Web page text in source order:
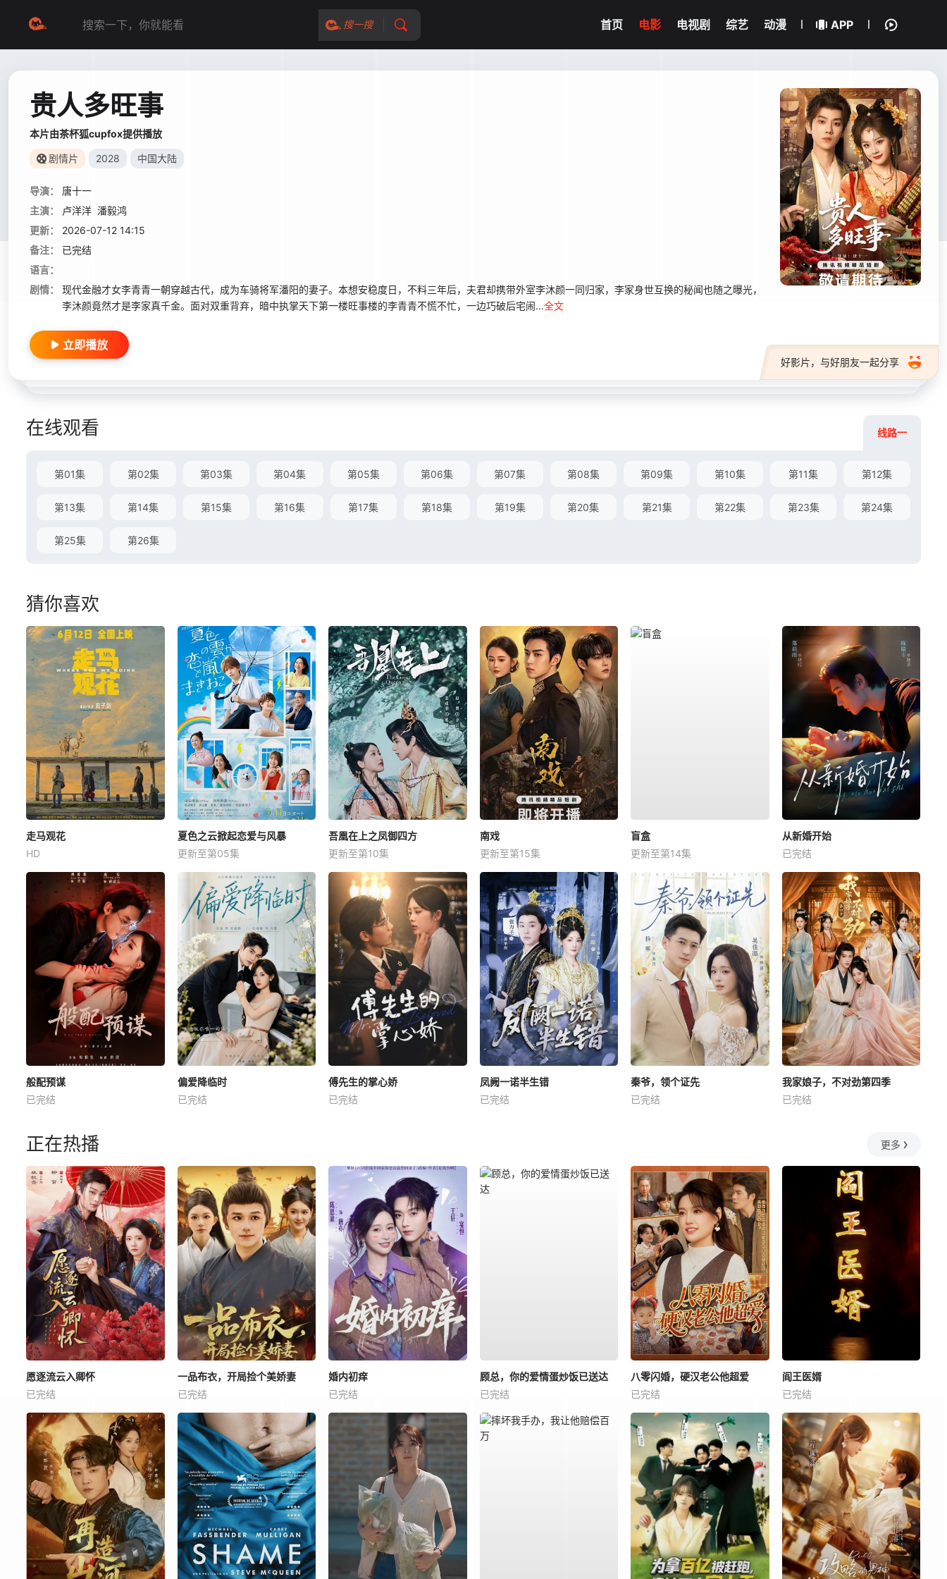
搜一搜 首页 电影 电视剧 综艺 动漫 APP
贵人多旺事
本片由茶杯狐cupfox提供播放
剧情片 2028 中国大陆
导演：
唐十一
主演：
卢洋洋 潘毅鸿
更新：
2026-07-12 14:15
备注：
已完结
语言：
剧情：
现代金融才女李青青一朝穿越古代，成为车骑将军潘阳的妻子。本想安稳度日，不料三年后，夫君却携带外室李沐颜一同归家，李家身世互换的秘闻也随之曝光，
李沐颜竟然才是李家真千金。面对双重背弃，暗中执掌天下第一楼旺事楼的李青青不慌不忙，一边巧破后宅闹...全文
好影片，与好朋友一起分享
立即播放
在线观看 线路一
第01集 第02集 第03集 第04集 第05集 第06集 第07集 第08集 第09集 第10集 第11集 第12集
第13集 第14集 第15集 第16集 第17集 第18集 第19集 第20集 第21集 第22集 第23集 第24集
第25集 第26集
猜你喜欢
走马观花
HD
夏色之云掀起恋爱与风暴
更新至第05集
吾凰在上之凤御四方
更新至第10集
南戏
更新至第15集
盲盒
更新至第14集
从新婚开始
已完结
般配预谋
已完结
偏爱降临时
已完结
傅先生的掌心娇
已完结
凤阙一诺半生错
已完结
秦爷，领个证先
已完结
我家娘子，不对劲第四季
已完结
正在热播 更多
愿逐流云入卿怀
已完结
一品布衣，开局捡个美娇妻
已完结
婚内初痒
已完结
顾总，你的爱情蛋炒饭已送达
已完结
八零闪婚，硬汉老公他超爱
已完结
阎王医婿
已完结